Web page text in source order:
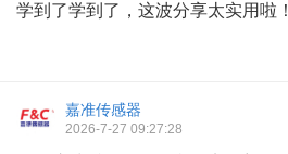
学到了学到了，这波分享太实用啦！
嘉准传感器
2026-7-27 09:27:28